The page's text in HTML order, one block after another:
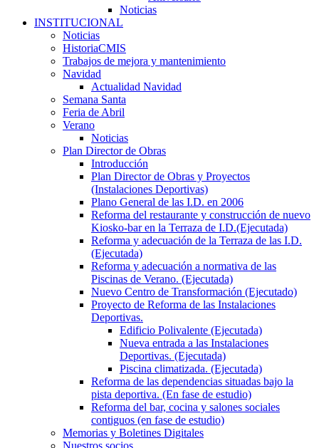
Noticias
INSTITUCIONAL
Noticias
HistoriaCMIS
Trabajos de mejora y mantenimiento
Navidad
Actualidad Navidad
Semana Santa
Feria de Abril
Verano
Noticias
Plan Director de Obras
Introducción
Plan Director de Obras y Proyectos
(Instalaciones Deportivas)
Plano General de las I.D. en 2006
Reforma del restaurante y construcción de nuevo
Kiosko-bar en la Terraza de I.D.(Ejecutada)
Reforma y adecuación de la Terraza de las I.D.
(Ejecutada)
Reforma y adecuación a normativa de las
Piscinas de Verano. (Ejecutada)
Nuevo Centro de Transformación (Ejecutado)
Proyecto de Reforma de las Instalaciones
Deportivas.
Edificio Polivalente (Ejecutada)
Nueva entrada a las Instalaciones
Deportivas. (Ejecutada)
Piscina climatizada. (Ejecutada)
Reforma de las dependencias situadas bajo la
pista deportiva. (En fase de estudio)
Reforma del bar, cocina y salones sociales
contiguos (en fase de estudio)
Memorias y Boletines Digitales
Nuestros socios